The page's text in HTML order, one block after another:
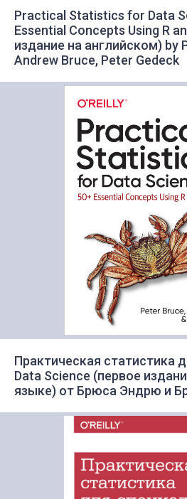
Practical Statistics for Data
Essential Concepts Using R
издание на английском) by
Andrew Bruce, Peter Gedeck
Практическая статистика
Data Science (первое
языке) от Брюса Эндрю и